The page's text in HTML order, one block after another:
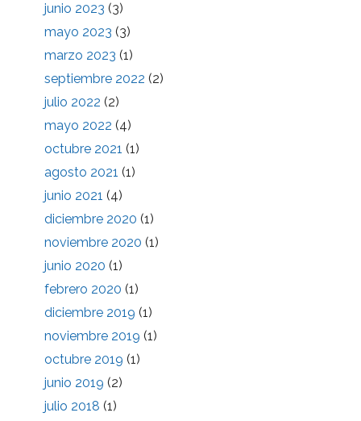
junio 2023 (3)
mayo 2023 (3)
marzo 2023 (1)
septiembre 2022 (2)
julio 2022 (2)
mayo 2022 (4)
octubre 2021 (1)
agosto 2021 (1)
junio 2021 (4)
diciembre 2020 (1)
noviembre 2020 (1)
junio 2020 (1)
febrero 2020 (1)
diciembre 2019 (1)
noviembre 2019 (1)
octubre 2019 (1)
junio 2019 (2)
julio 2018 (1)